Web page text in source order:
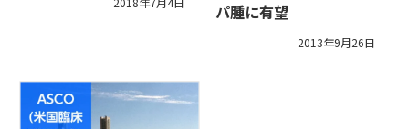
パ腫に有望
2013年9月26日